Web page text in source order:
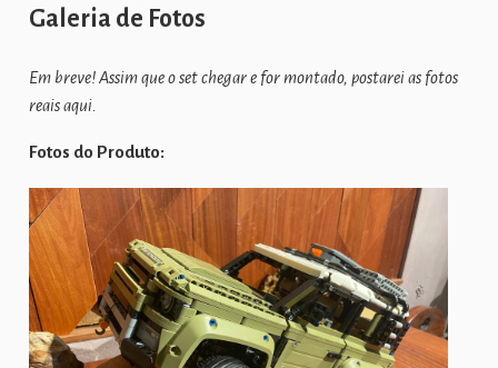
Galeria de Fotos
Em breve! Assim que o set chegar e for montado, postarei as fotos
reais aqui.
Fotos do Produto: